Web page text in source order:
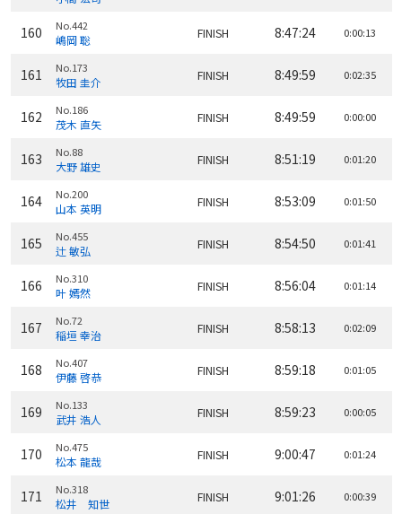
160 No.442
嶋岡 聡 FINISH 8:47:24 0:00:13
161 No.173
牧田 圭介 FINISH 8:49:59 0:02:35
162 No.186
茂木 直矢 FINISH 8:49:59 0:00:00
163 No.88
大野 雄史 FINISH 8:51:19 0:01:20
164 No.200
山本 英明 FINISH 8:53:09 0:01:50
165 No.455
辻 敏弘 FINISH 8:54:50 0:01:41
166 No.310
叶 嫣然 FINISH 8:56:04 0:01:14
167 No.72
稲垣 幸治 FINISH 8:58:13 0:02:09
168 No.407
伊藤 啓恭 FINISH 8:59:18 0:01:05
169 No.133
武井 浩人 FINISH 8:59:23 0:00:05
170 No.475
松本 龍哉 FINISH 9:00:47 0:01:24
171 No.318
松井 知世 FINISH 9:01:26 0:00:39